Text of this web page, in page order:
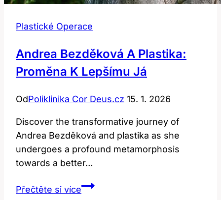
Plastické Operace
Andrea Bezděková A Plastika:
Proměna K Lepšímu Já
OdPoliklinika Cor Deus.cz 15. 1. 2026
Discover the transformative journey of
Andrea Bezděková and plastika as she
undergoes a profound metamorphosis
towards a better…
Přečtěte si víceAndrea